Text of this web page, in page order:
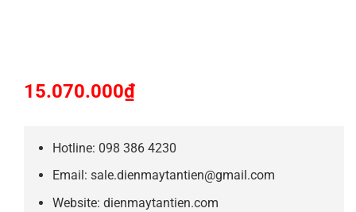
15.070.000₫
Hotline: 098 386 4230
Email: sale.dienmaytantien@gmail.com
Website: dienmaytantien.com